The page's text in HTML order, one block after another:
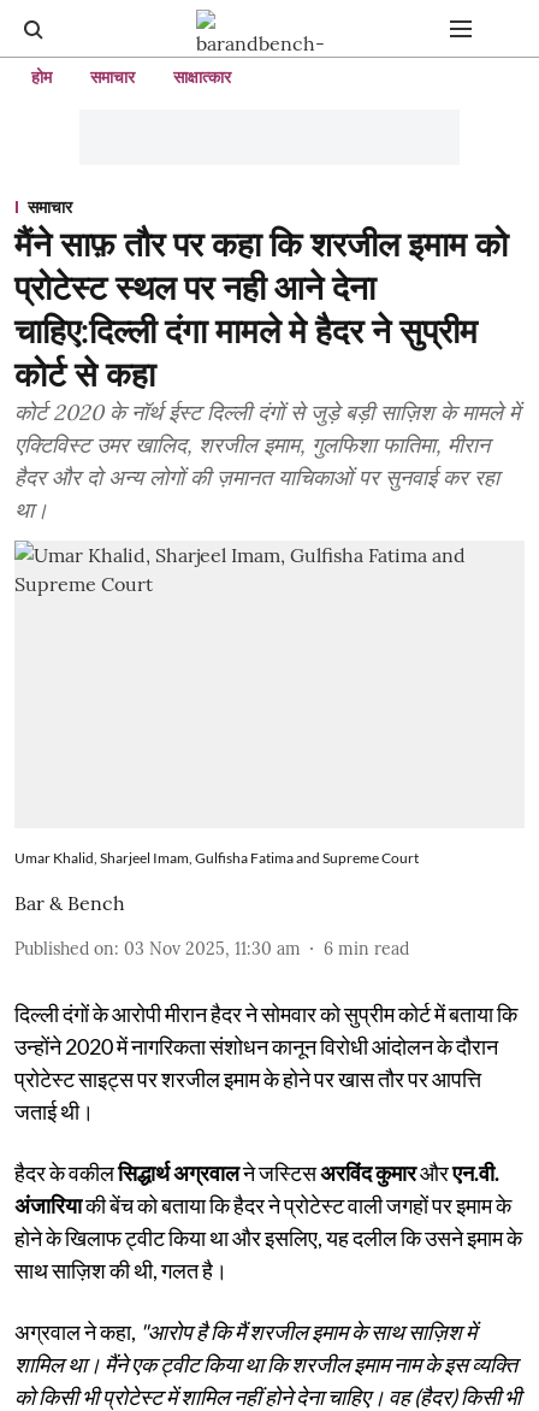
होम समाचार साक्षात्कार
समाचार
मैंने साफ़ तौर पर कहा कि शरजील इमाम को
प्रोटेस्ट स्थल पर नही आने देना
चाहिए:दिल्ली दंगा मामले मे हैदर ने सुप्रीम
कोर्ट से कहा
कोर्ट 2020 के नॉर्थ ईस्ट दिल्ली दंगों से जुड़े बड़ी साज़िश के मामले में
एक्टिविस्ट उमर खालिद, शरजील इमाम, गुलफिशा फातिमा, मीरान
हैदर और दो अन्य लोगों की ज़मानत याचिकाओं पर सुनवाई कर रहा
था।
Umar Khalid, Sharjeel Imam, Gulfisha Fatima and Supreme Court
Bar & Bench
Published on: 03 Nov 2025, 11:30 am 6 min read
दिल्ली दंगों के आरोपी मीरान हैदर ने सोमवार को सुप्रीम कोर्ट में बताया कि
उन्होंने 2020 में नागरिकता संशोधन कानून विरोधी आंदोलन के दौरान
प्रोटेस्ट साइट्स पर शरजील इमाम के होने पर खास तौर पर आपत्ति
जताई थी।
हैदर के वकीलसिद्धार्थ अग्रवालने जस्टिसअरविंद कुमारऔरएन.वी.
अंजारियाकी बेंच को बताया कि हैदर ने प्रोटेस्ट वाली जगहों पर इमाम के
होने के खिलाफ ट्वीट किया था और इसलिए, यह दलील कि उसने इमाम के
साथ साज़िश की थी, गलत है।
अग्रवाल ने कहा, "आरोप है कि मैं शरजील इमाम के साथ साज़िश में
शामिल था। मैंने एक ट्वीट किया था कि शरजील इमाम नाम के इस व्यक्ति
को किसी भी प्रोटेस्ट में शामिल नहीं होने देना चाहिए। वह (हैदर) किसी भी